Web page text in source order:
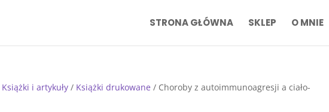
STRONA GŁÓWNA SKLEP O MNIE
Książki i artykuły / Książki drukowane / Choroby z autoimmunoagresji a ciało-